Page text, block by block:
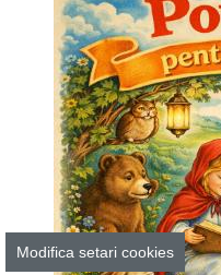
Modifica setari cookies